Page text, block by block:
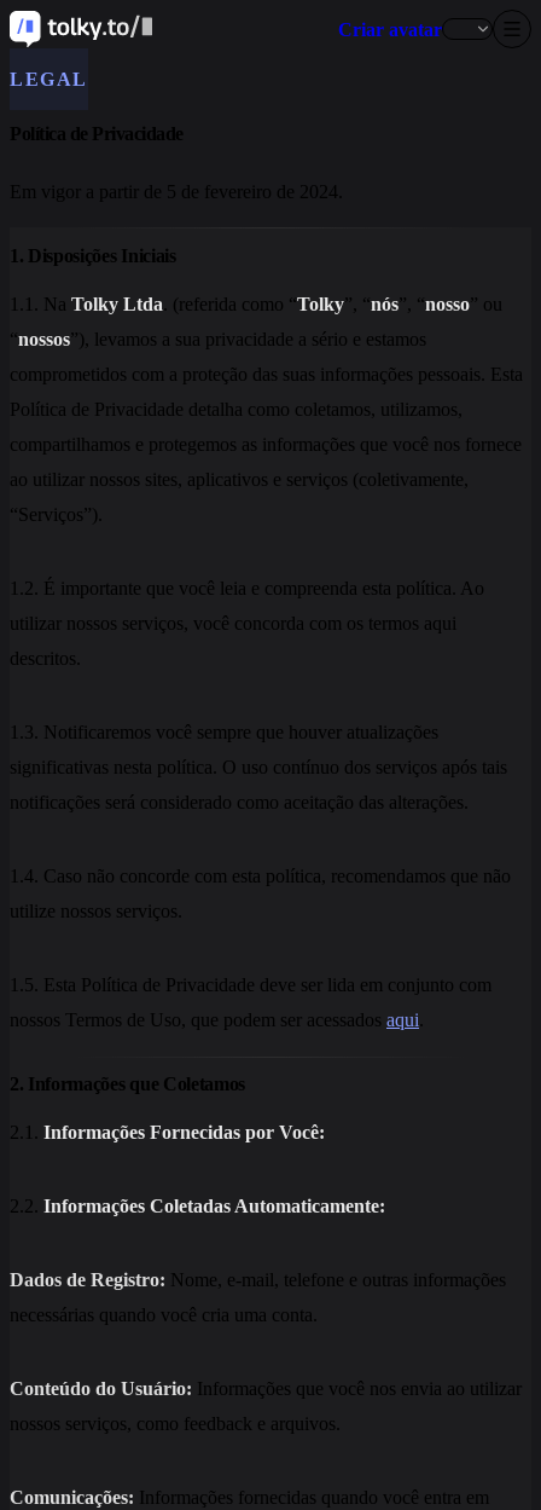
Criar avatar
LEGAL
Política de Privacidade
Em vigor a partir de 5 de fevereiro de 2024.
1. Disposições Iniciais
1.1. Na Tolky Ltda . (referida como “Tolky”, “nós”, “nosso” ou
“nossos”), levamos a sua privacidade a sério e estamos
comprometidos com a proteção das suas informações pessoais. Esta
Política de Privacidade detalha como coletamos, utilizamos,
compartilhamos e protegemos as informações que você nos fornece
ao utilizar nossos sites, aplicativos e serviços (coletivamente,
“Serviços”).
1.2. É importante que você leia e compreenda esta política. Ao
utilizar nossos serviços, você concorda com os termos aqui
descritos.
1.3. Notificaremos você sempre que houver atualizações
significativas nesta política. O uso contínuo dos serviços após tais
notificações será considerado como aceitação das alterações.
1.4. Caso não concorde com esta política, recomendamos que não
utilize nossos serviços.
1.5. Esta Política de Privacidade deve ser lida em conjunto com
nossos Termos de Uso, que podem ser acessados aqui
2. Informações que Coletamos
2.1. Informações Fornecidas por Você:
2.2. Informações Coletadas Automaticamente:
Dados de Registro: Nome, e-mail, telefone e outras informações
necessárias quando você cria uma conta.
Conteúdo do Usuário: Informações que você nos envia ao utilizar
nossos serviços, como feedback e arquivos.
Comunicações: Informações fornecidas quando você entra em